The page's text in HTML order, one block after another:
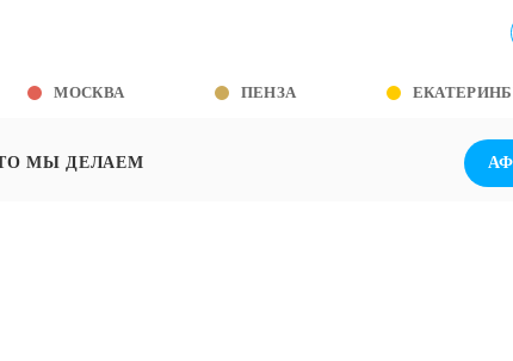
МОСКВА ПЕНЗА
МЫ ДЕЛАЕМ